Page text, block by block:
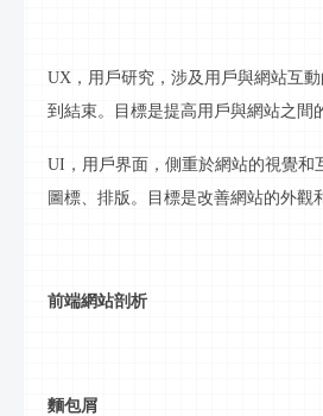
UX，用戶研究，涉及用戶與網站互動
到結束。目標是提高用戶與網站之間
UI，用戶界面，側重於網站的視覺和
圖標、排版。目標是改善網站的外觀
前端網站剖析
麵包屑